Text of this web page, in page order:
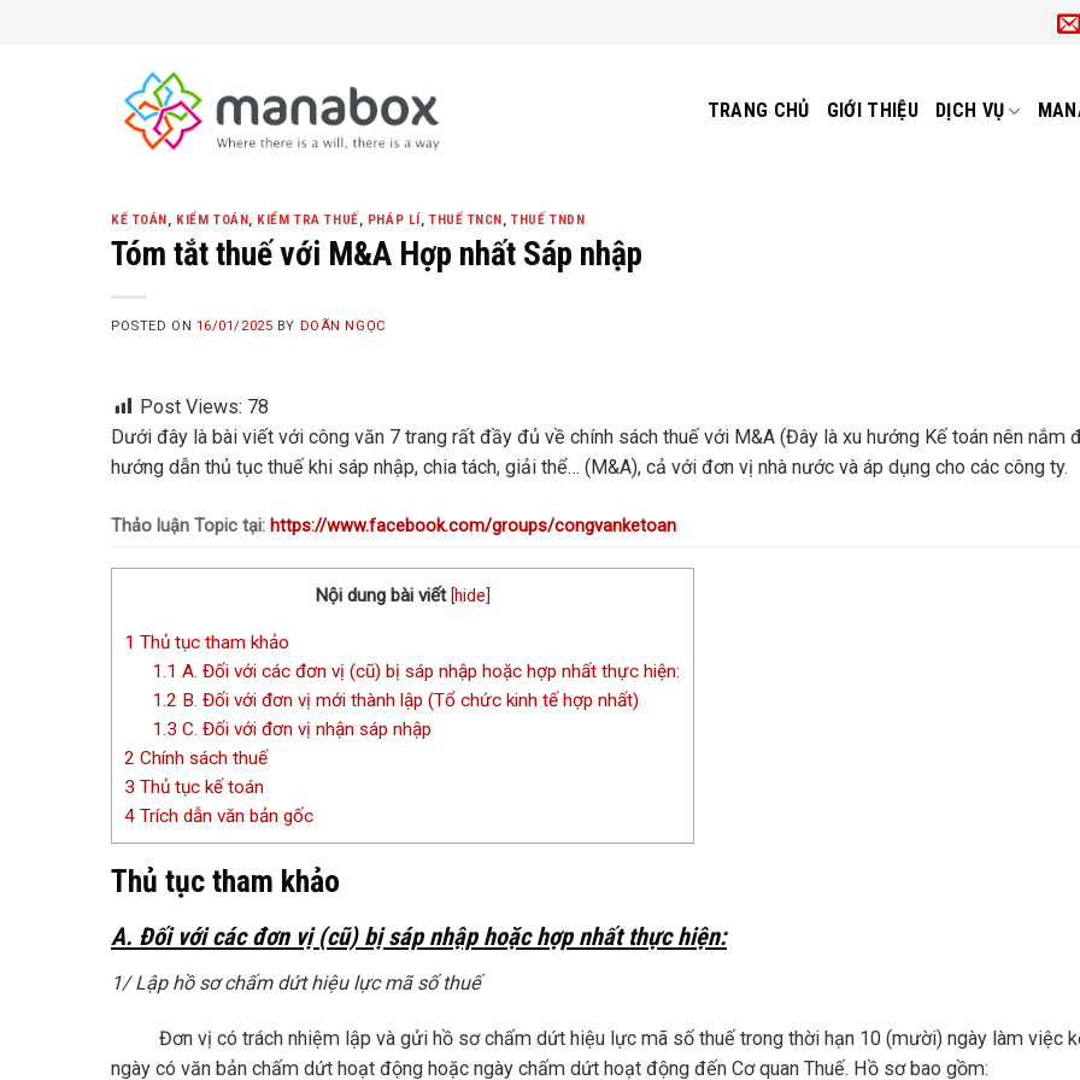
TRANG CHỦ
GIỚI THIỆU DỊCH VỤ
KẾ TOÁN, KIỂM TOÁN, KIỂM TRA THUẾ, PHÁP LÍ, THUẾ TNCN,THUẾ TNDN
Tóm tắt thuế với M&A Hợp nhất Sáp nhập
POSTED ON 16/01/2025 BY DOÃN NGỌC
Post Views: 78
Dưới đây là bài viết với công văn 7 trang rất đầy đủ về chính sách thuế với M&A (Đây là xu hướng Kế toán nên nắm
hướng dẫn thủ tục thuế khi sáp nhập, chia tách, giải thể… (M&A), cả với đơn vị nhà nước và áp dụng cho các công ty.
Thảo luận Topic tại: https://www.facebook.com/groups/congvanketoan
Nội dung bài viết [hide]
1 Thủ tục tham khảo
1.1 A. Đối với các đơn vị (cũ) bị sáp nhập hoặc hợp nhất thực hiện:
1.2 B. Đối với đơn vị mới thành lập (Tổ chức kinh tế hợp nhất)
1.3 C. Đối với đơn vị nhận sáp nhập
2 Chính sách thuế
3 Thủ tục kế toán
4 Trích dẫn văn bản gốc
Thủ tục tham khảo
A. Đối với các đơn vị (cũ) bị sáp nhập hoặc hợp nhất thực hiện:
1/ Lập hồ sơ chấm dứt hiệu lực mã số thuế
Đơn vị có trách nhiệm lập và gửi hồ sơ chấm dứt hiệu lực mã số thuế trong thời hạn 10 (mười) ngày làm việc
ngày có văn bản chấm dứt hoạt động hoặc ngày chấm dứt hoạt động đến Cơ quan Thuế. Hồ sơ bao gồm: